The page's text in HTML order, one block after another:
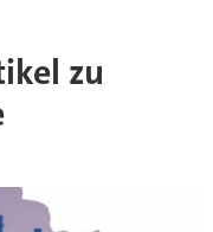
zu